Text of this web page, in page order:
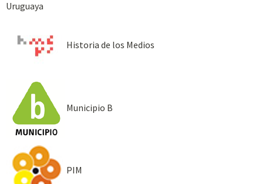
Uruguaya
Historia de los Medios
Municipio B
PIM